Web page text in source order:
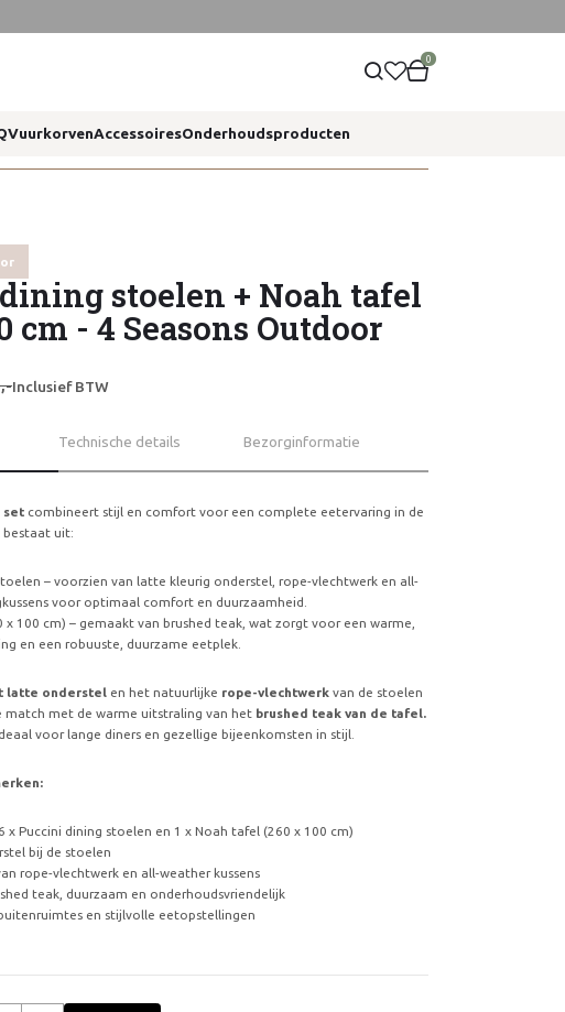
0
VuurkorvenAccessoiresOnderhoudsproducten
stoelen + Noah tafel
cm - 4 Seasons Outdoor
Inclusief BTW
Technische details Bezorginformatie
set combineert stijl en comfort voor een complete eetervaring in de
bestaat uit:
– voorzien van latte kleurig onderstel, rope-vlechtwerk en all-
voor optimaal comfort en duurzaamheid.
x 100 cm) – gemaakt van brushed teak, wat zorgt voor een warme,
en een robuuste, duurzame eetplek.
t latte onderstel en het natuurlijke rope-vlechtwerkvan de stoelen
match met de warme uitstraling van het brushed teak van de tafel.
voor lange diners en gezellige bijeenkomsten in stijl.
x Puccini dining stoelen en 1 x Noah tafel (260 x 100 cm)
bij de stoelen
rope-vlechtwerk en all-weather kussens
teak, duurzaam en onderhoudsvriendelijk
en stijlvolle eetopstellingen